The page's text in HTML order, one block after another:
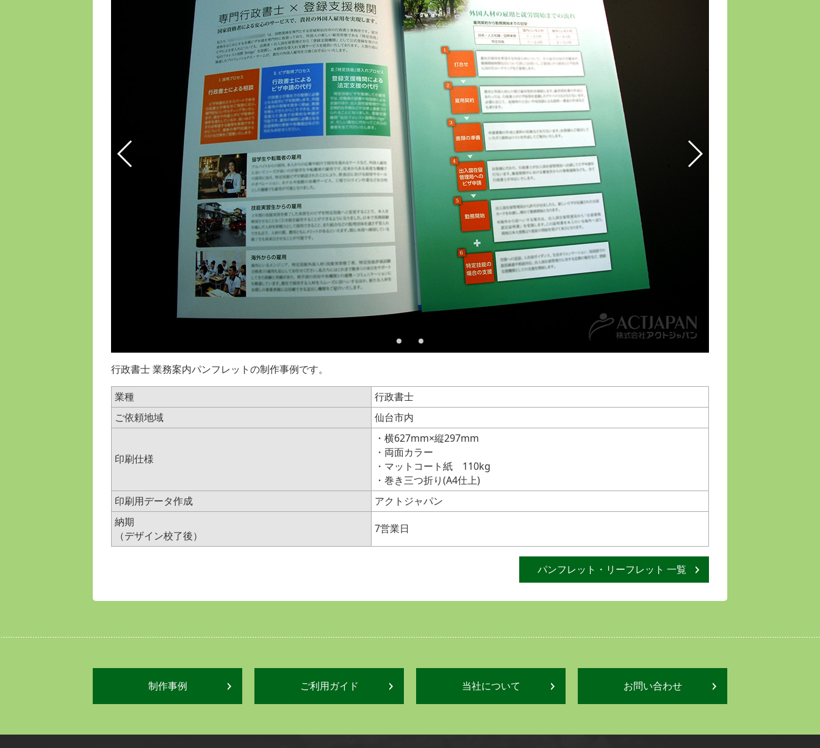
行政書士 業務案内パンフレットの制作事例です。
業種
行政書士
ご依頼地域
仙台市内
印刷仕様
・横627mm×縦297mm
・両面カラー
・マットコート紙 110kg
・巻き三つ折り(A4仕上)
印刷用データ作成
アクトジャパン
納期
（デザイン校了後）
7営業日
パンフレット・リーフレット 一覧
制作事例 ご利用ガイド 当社について お問い合わせ